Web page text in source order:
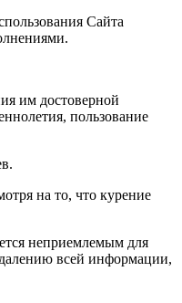
Сайта
им достоверной
пользование
на то, что курение
неприемлемым для
всей информации,